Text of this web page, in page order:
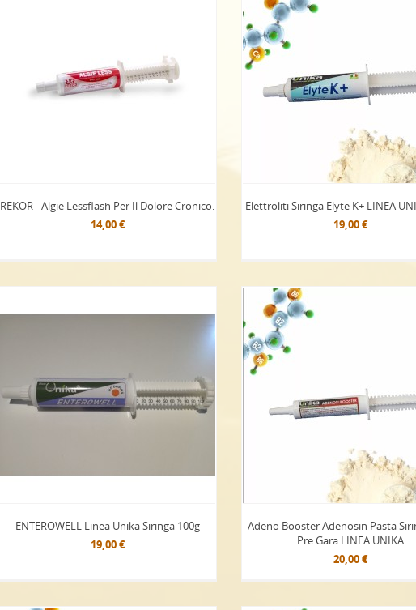
REKOR - Algie Lessflash Per Il Dolore Cronico.
14,00 €
Elettroliti Siringa Elyte K+ LINEA
19,00 €
ENTEROWELL Linea Unika Siringa 100g
19,00 €
Adeno Booster Adenosin Pasta
Pre Gara LINEA UNIKA
20,00 €